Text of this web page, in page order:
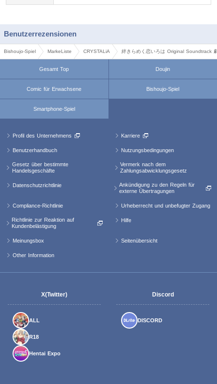
Benutzerrezensionen
Bishoujo-Spiel MarkeListe CRYSTALiA 絆きらめく恋いろは Original Soundtrack
Gesamt Top Doujin
Comic für Erwachsene Bishoujo-Spiel
Smartphone-Spiel
Profil des Unternehmens Karriere
Benutzerhandbuch Nutzungsbedingungen
Gesetz über bestimmte
Handelsgeschäfte
Vermerk nach dem
Zahlungsabwicklungsgesetz
Datenschutzrichtlinie
Ankündigung zu den Regeln für
externe Übertragungen
Compliance-Richtlinie Urheberrecht und unbefugter Zugang
Richtlinie zur Reaktion auf
Kundenbelästigung
Hilfe
Meinungsbox Seitenübersicht
Other Information
X(Twitter)
ALL
R18
Hentai Expo
Discord
DISCORD